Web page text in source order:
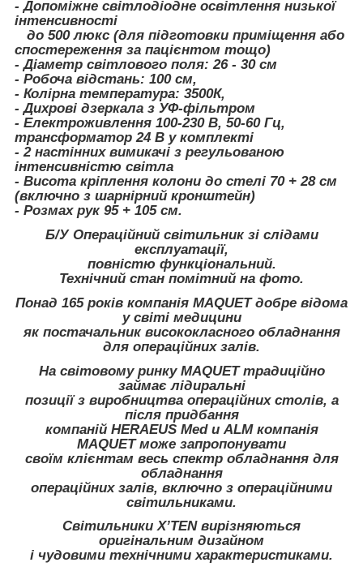
- Допоміжне світлодіодне освітлення низької
інтенсивності
до 500 люкс (для підготовки приміщення або
спостереження за пацієнтом тощо)
- Діаметр світлового поля: 26 - 30 см
- Робоча відстань: 100 см,
- Колірна температура: 3500К,
- Дихрові дзеркала з УФ-фільтром
- Електроживлення 100-230 В, 50-60 Гц,
трансформатор 24 В у комплекті
- 2 настінних вимикачі з регульованою
інтенсивністю світла
- Висота кріплення колони до стелі 70 + 28 см
(включно з шарнірний кронштейн)
- Розмах рук 95 + 105 см.
Б/У Операційний світильник зі слідами
експлуатації,
повністю функціональний.
Технічний стан помітний на фото.
Понад 165 років компанія MAQUETдобре відома
у світі медицини
як постачальник висококласного обладнання
для операційних залів.
На світовому ринку MAQUETтрадиційно
займає лідиральні
позиції з виробництва операційних столів, а
після придбання
компаній HERAEUS Medи ALM компанія
MAQUETможе запропонувати
своїм клієнтам весь спектр обладнання для
обладнання
операційних залів, включно з операційними
світильниками.
СвітильникиX’TEN вирізняються
оригінальним дизайном
і чудовими технічними характеристиками.